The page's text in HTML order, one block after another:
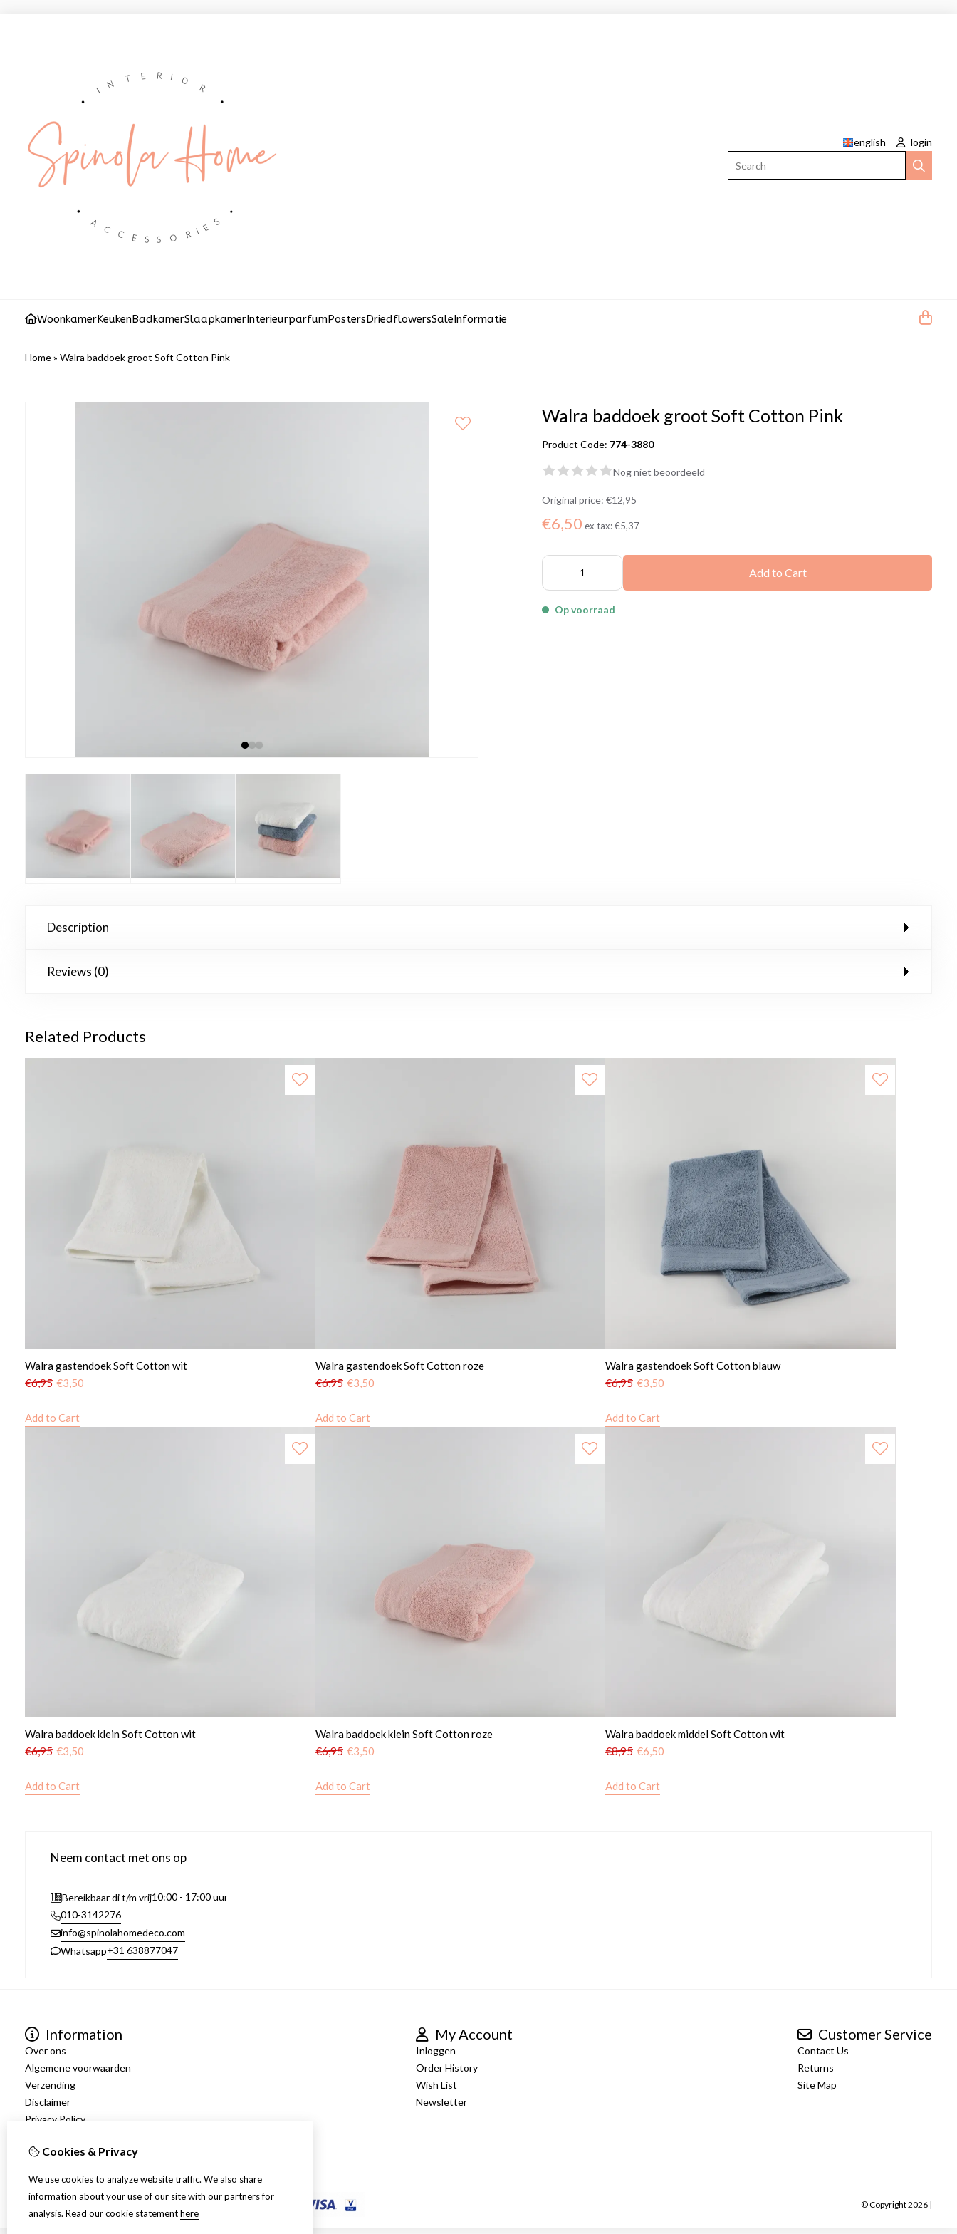
english
login
WoonkamerKeukenBadkamerSlaapkamerInterieurparfumPostersDriedflowersSaleInformatie
Home» Walra baddoek groot Soft Cotton Pink
Walra baddoek groot Soft Cotton Pink
Product Code: 774-3880
Nog niet beoordeeld
Original price:€12,95
€6,50 ex tax:€5,37
Add to Cart
Op voorraad
Description
Reviews (0)
Related Products
Walra gastendoek Soft Cotton wit
€6,95 €3,50
Add to Cart
Walra gastendoek Soft Cotton roze
€6,95 €3,50
Add to Cart
Walra gastendoek Soft Cotton blauw
€6,95 €3,50
Add to Cart
Walra baddoek klein Soft Cotton wit
€6,95 €3,50
Add to Cart
Walra baddoek klein Soft Cotton roze
€6,95 €3,50
Add to Cart
Walra baddoek middel Soft Cotton wit
€8,95 €6,50
Add to Cart
Neem contact met ons op
Bereikbaar di t/m vrij10:00 - 17:00 uur
010-3142276
info@spinolahomedeco.com
Whatsapp+31 638877047
Information
Over ons
Algemene voorwaarden
Verzending
Disclaimer
Privacy Policy
My Account
Inloggen
Order History
Wish List
Newsletter
Customer Service
Contact Us
Returns
Site Map
© Copyright 2026 |
Cookies & Privacy
We use cookies to analyze website traffic. We also share
information about your use of our site with our partners for
analysis. Read our cookie statementhere